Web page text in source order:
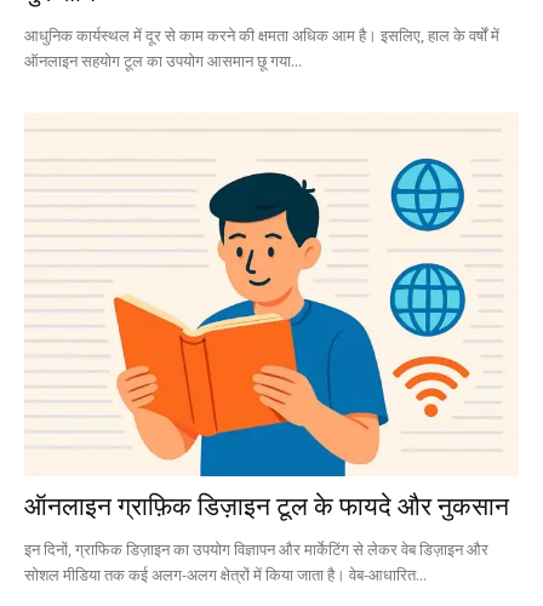
आधुनिक कार्यस्थल में दूर से काम करने की क्षमता अधिक आम है। इसलिए, हाल के वर्षों में
ऑनलाइन सहयोग टूल का उपयोग आसमान छू गया...
ऑनलाइन ग्राफ़िक डिज़ाइन टूल के फायदे और नुकसान
इन दिनों, ग्राफिक डिज़ाइन का उपयोग विज्ञापन और मार्केटिंग से लेकर वेब डिज़ाइन और
सोशल मीडिया तक कई अलग-अलग क्षेत्रों में किया जाता है। वेब-आधारित...